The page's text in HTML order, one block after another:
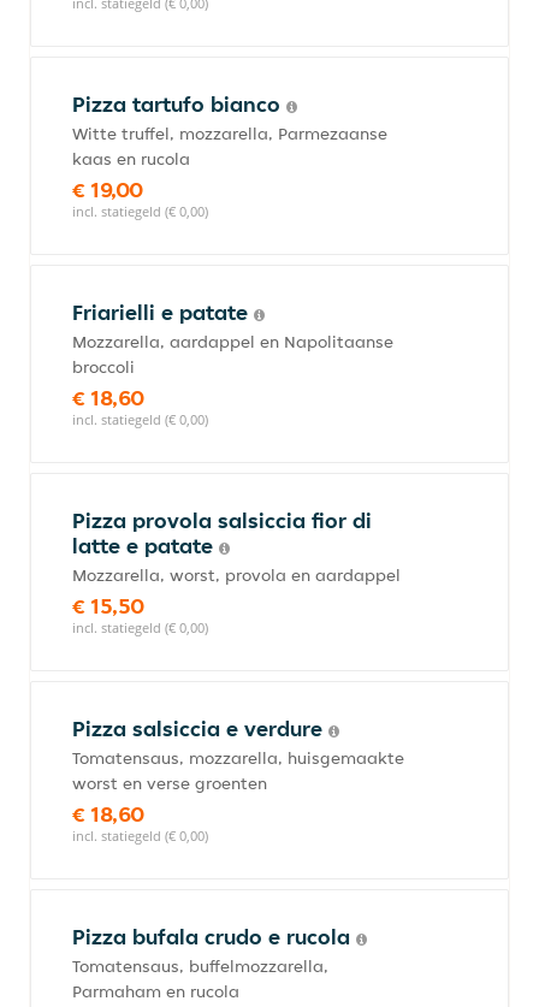
Pizza tartufo bianco
Witte truffel, mozzarella, Parmezaanse
kaas en rucola
€ 19,00
incl. statiegeld (€ 0,00)
Friarielli e patate
Mozzarella, aardappel en Napolitaanse
broccoli
€ 18,60
incl. statiegeld (€ 0,00)
Pizza provola salsiccia fior di
latte e patate
Mozzarella, worst, provola en aardappel
€ 15,50
incl. statiegeld (€ 0,00)
Pizza salsiccia e verdure
Tomatensaus, mozzarella, huisgemaakte
worst en verse groenten
€ 18,60
incl. statiegeld (€ 0,00)
Pizza bufala crudo e rucola
Tomatensaus, buffelmozzarella,
Parmaham en rucola